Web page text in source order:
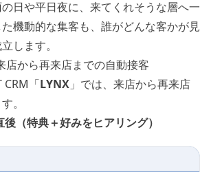
日や平日夜に、来てくれそうな層へ一
機動的な集客も、誰がどんな客かが見
します。
店から再来店までの自動接客
CRM「LYNX 」では、来店から再来店
。
（特典＋好みをヒアリング）